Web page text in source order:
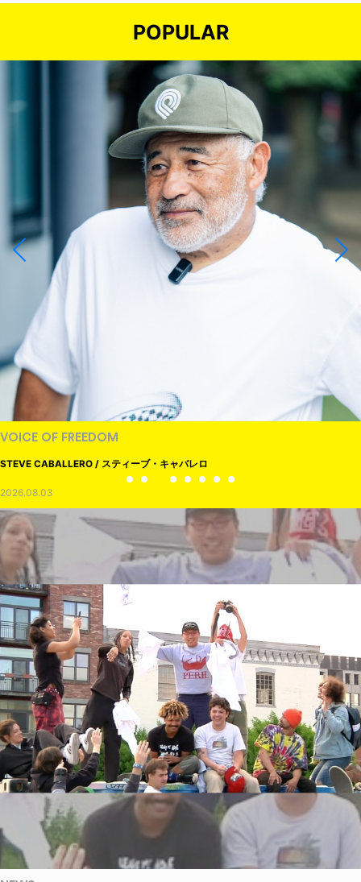
POPULAR
VOICE OF FREEDOM
STEVE CABALLERO / スティーブ・キャバレロ
2026.08.03